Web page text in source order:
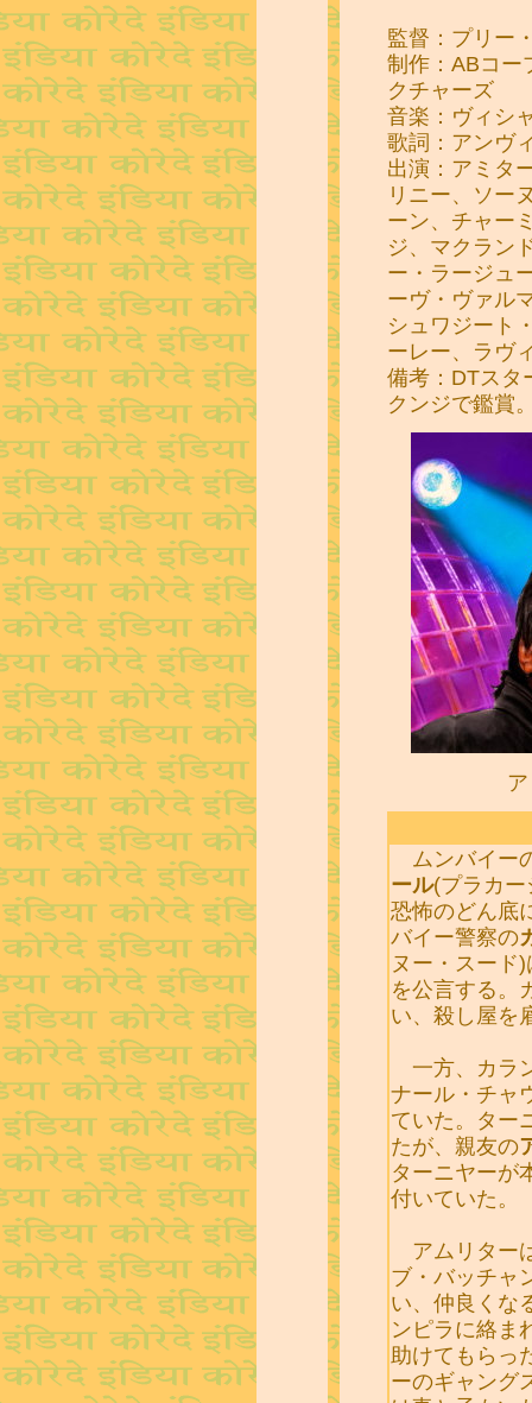
監督：プリー
制作：ABコー
クチャーズ
音楽：ヴィシ
歌詞：アンヴ
出演：アミタ
リニー、ソー
ーン、チャー
ジ、マクラン
ー・ラージュ
ーヴ・ヴァル
シュワジート
ーレー、ラヴ
備考：DTスタ
クンジで鑑賞
ムンバイー
ール(プラカー
恐怖のどん底
バイー警察の
ヌー・スード
を公言する。
い、殺し屋を
一方、カラ
ナール・チャ
ていた。ター
たが、親友の
ターニヤーが
付いていた。
アムリター
ブ・バッチャ
い、仲良くな
ンピラに絡ま
助けてもらっ
ーのギャング